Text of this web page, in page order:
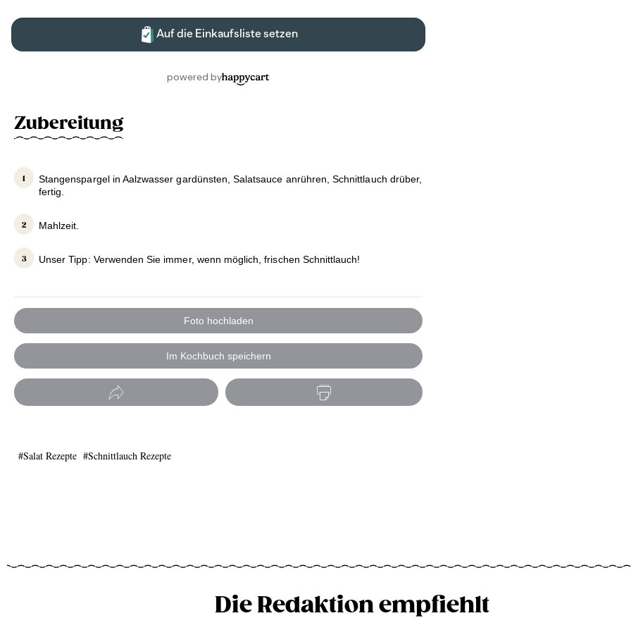
Zubereitung
Stangenspargel in Aalzwasser gardünsten, Salatsauce anrühren, Schnittlauch drüber,
fertig.
Mahlzeit.
Unser Tipp: Verwenden Sie immer, wenn möglich, frischen Schnittlauch!
Foto hochladen
Im Kochbuch speichern
Salat Rezepte Schnittlauch Rezepte
Die Redaktion empfiehlt